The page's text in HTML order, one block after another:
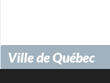
Ville de Québec